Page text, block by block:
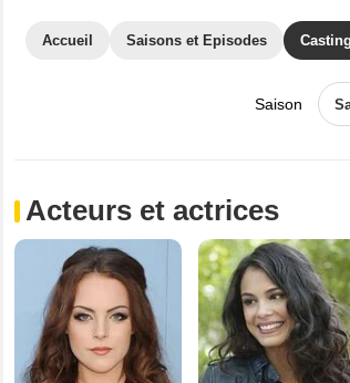
Accueil Saisons et Episodes Casting
Saison
Acteurs et actrices